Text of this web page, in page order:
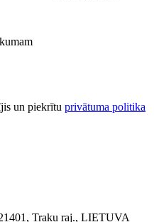
un piekrītu privātuma politika
Traku raj., LIETUVA